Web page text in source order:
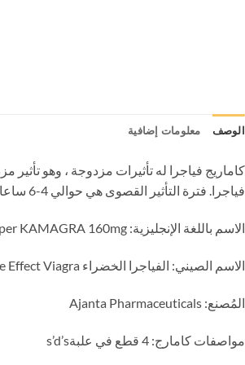
الوصف معلومات إضافية
فياجرا. فترة التأثير القصوى هي حوالي 4-6 ساعات ، والأطول حوالي 12 ساعة.
الاسم باللغة الإنجليزية: Super KAMAGRA 160mg
الاسم الصيني: الفياجرا الخضراء Camarg Super Viagra Double Effect Viagra
المُصنع: Ajanta Pharmaceuticals
مواصفات كامارج: 4 قطع في علبةs’d’s